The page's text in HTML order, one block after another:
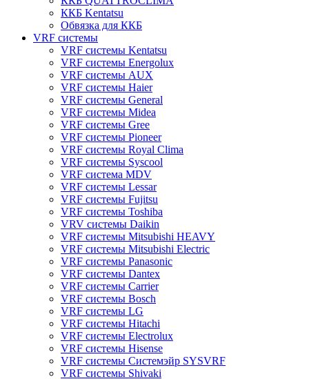
ККБ Kentatsu
Обвязка для ККБ
VRF системы
VRF системы Kentatsu
VRF системы Energolux
VRF системы AUX
VRF системы Haier
VRF системы General
VRF системы Midea
VRF системы Gree
VRF системы Pioneer
VRF системы Royal Clima
VRF системы Syscool
VRF система MDV
VRF системы Lessar
VRF системы Fujitsu
VRF системы Toshiba
VRV системы Daikin
VRF системы Mitsubishi HEAVY
VRF системы Mitsubishi Electric
VRF системы Panasonic
VRF системы Dantex
VRF системы Carrier
VRF системы Bosch
VRF системы LG
VRF системы Hitachi
VRF системы Electrolux
VRF системы Hisense
VRF системы Системэйр SYSVRF
VRF системы Shivaki